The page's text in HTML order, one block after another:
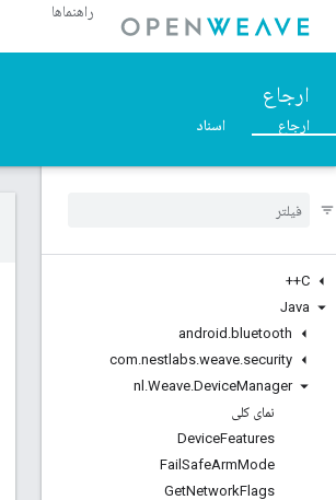
راهنماها
ارجاع
ارجاع اسناد
C++
Java
android .bluetooth
com.nestlabs.weave.security
nl .Weave.DeviceManager
نمای کلی
DeviceFeatures
Fail SafeArmMode
GetNetworkFlags